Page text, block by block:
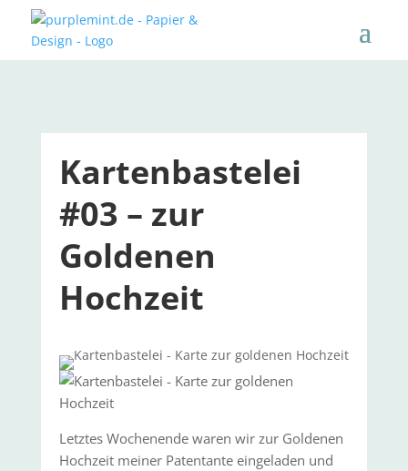
Kartenbastelei
#03 – zur
Goldenen
Hochzeit
Letztes Wochenende waren wir zur Goldenen
Hochzeit meiner Patentante eingeladen und